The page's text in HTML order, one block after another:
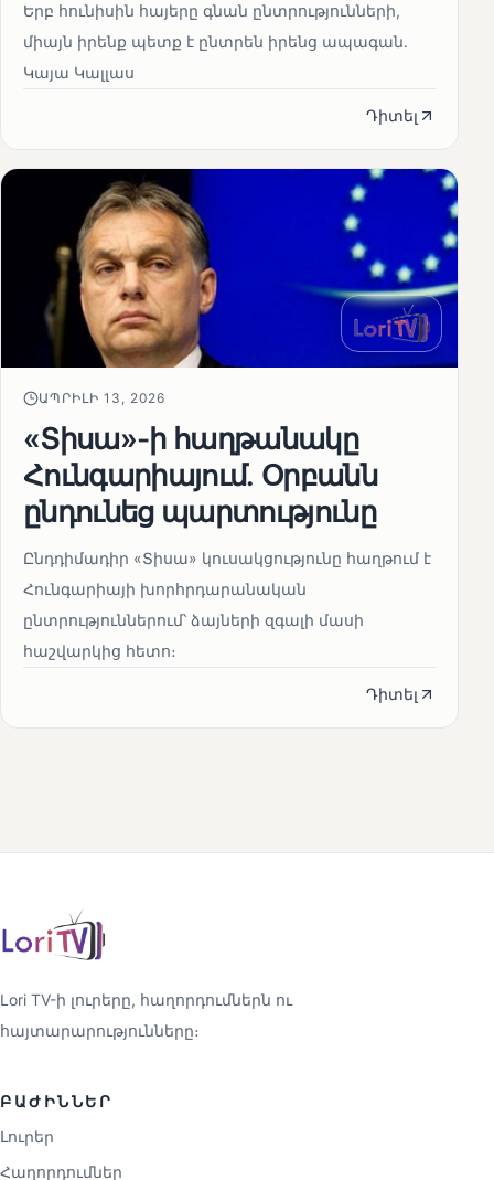
Երբ հունիսին հայերը գնան ընտրությունների,
միայն իրենք պետք է ընտրեն իրենց ապագան.
Կայա Կալլաս
Դիտել
ԱՊՐԻԼԻ 13, 2026
«Տիսա»-ի հաղթանակը
Հունգարիայում․ Օրբանն
ընդունեց պարտությունը
Ընդդիմադիր «Տիսա» կուսակցությունը հաղթում է
Հունգարիայի խորհրդարանական
ընտրություններում՝ ձայների զգալի մասի
հաշվարկից հետո։
Դիտել
Lori TV-ի լուրերը, հաղորդումներն ու
հայտարարությունները։
ԲԱԺԻՆՆԵՐ
Լուրեր
Հաղորդումներ